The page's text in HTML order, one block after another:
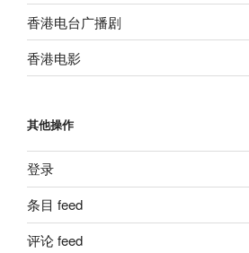
香港电台广播剧
香港电影
其他操作
登录
条目 feed
评论 feed